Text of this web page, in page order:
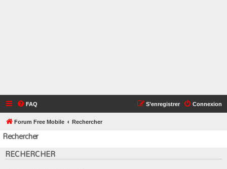
FAQ Connexion
S’enregistrer
Forum Free Mobile Rechercher
Rechercher
RECHERCHER